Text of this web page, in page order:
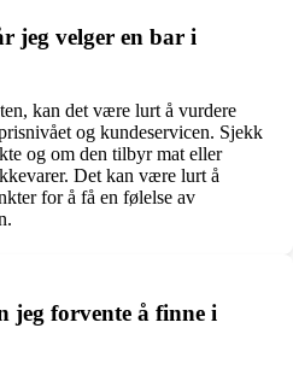
jeg velger en bar i
kan det være lurt å vurdere
og kundeservicen. Sjekk
og om den tilbyr mat eller
Det kan være lurt å
for å få en følelse av
jeg forvente å finne i